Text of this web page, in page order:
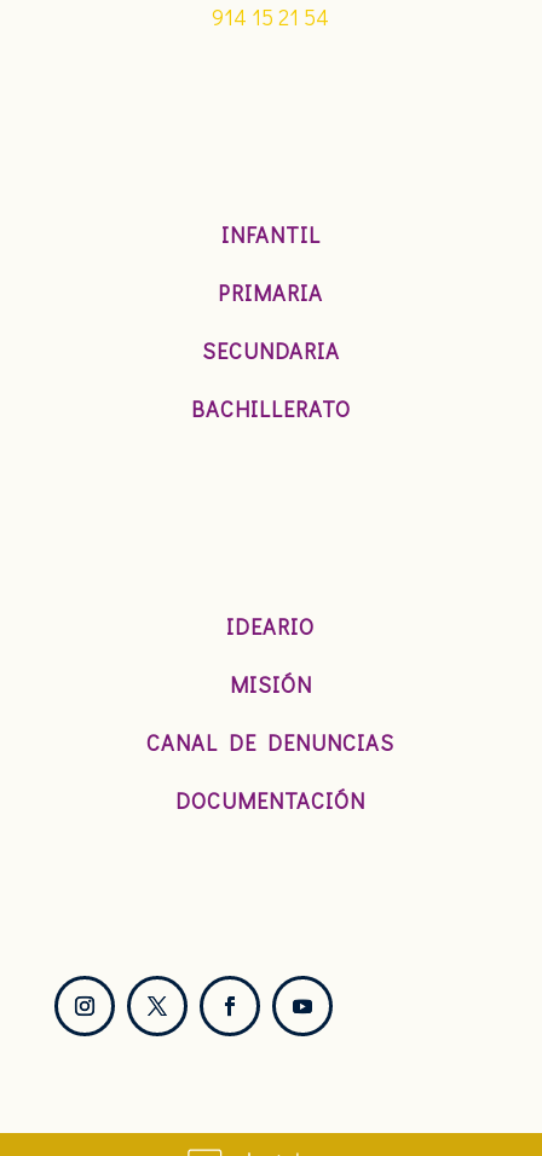
914 15 21 54
INFANTIL
PRIMARIA
SECUNDARIA
BACHILLERATO
IDEARIO
MISIÓN
CANAL DE DENUNCIAS
DOCUMENTACIÓN